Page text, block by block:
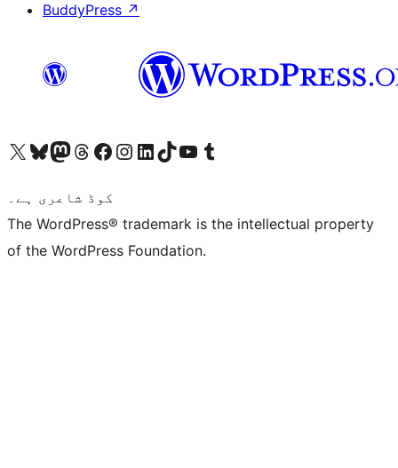
BuddyPress ↗
Visit our X (formerly Twitter) account
ہمارے بلیواسکائی اکاؤنٹ پر جائیں
Visit our Mastodon account
ہمارے ٹھریڈز اکاؤنٹ پر جائیں
Visit our Facebook page
Visit our Instagram account
Visit our LinkedIn account
ہمارے ٹک ٹاک اکاؤنٹ پر جائیں
Visit our YouTube channel
ہمارے ٹمبلر اکاؤنٹ پر جائیں
کوڈ شاعری ہے۔
The WordPress® trademark is the intellectual property
of the WordPress Foundation.